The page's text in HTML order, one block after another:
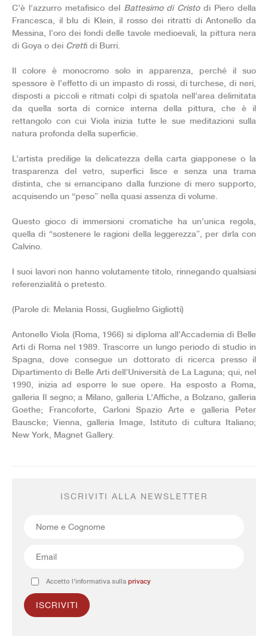
C’è l’azzurro metafisico del Battesimo di Cristodi Piero della
Francesca, il blu di Klein, il rosso dei ritratti di Antonello da
Messina, l’oro dei fondi delle tavole medioevali, la pittura nera
di Goya o dei Cretti di Burri.
Il colore è monocromo solo in apparenza, perché il suo
spessore è l’effetto di un impasto di rossi, di turchese, di neri,
disposti a piccoli e ritmati colpi di spatola nell’area delimitata
da quella sorta di cornice interna della pittura, che è il
rettangolo con cui Viola inizia tutte le sue meditazioni sulla
natura profonda della superficie.
L’artista predilige la delicatezza della carta giapponese o la
trasparenza del vetro, superfici lisce e senza una trama
distinta, che si emancipano dalla funzione di mero supporto,
acquisendo un “peso” nella quasi assenza di volume.
Questo gioco di immersioni cromatiche ha un’unica regola,
quella di “sostenere le ragioni della leggerezza”, per dirla con
Calvino.
I suoi lavori non hanno volutamente titolo, rinnegando qualsiasi
referenzialità o pretesto.
(Parole di: Melania Rossi, Guglielmo Gigliotti)
Antonello Viola (Roma, 1966) si diploma all’Accademia di Belle
Arti di Roma nel 1989. Trascorre un lungo periodo di studio in
Spagna, dove consegue un dottorato di ricerca presso il
Dipartimento di Belle Arti dell’Università de La Laguna; qui, nel
1990, inizia ad esporre le sue opere. Ha esposto a Roma,
galleria Il segno; a Milano, galleria L’Affiche, a Bolzano, galleria
Goethe; Francoforte, Carloni Spazio Arte e galleria Peter
Bauscke; Vienna, galleria Image, Istituto di cultura Italiano;
New York, Magnet Gallery.
ISCRIVITI ALLA NEWSLETTER
Accetto l'informativa sulla privacy